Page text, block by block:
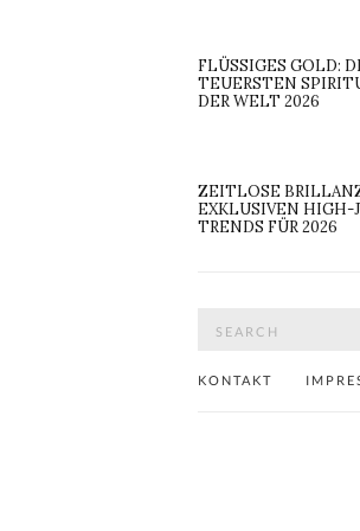
FLÜSSIGES GOLD:
TEUERSTEN
DER WELT 2026
ZEITLOSE
EXKLUSIVEN HIGH-
TRENDS FÜR 2026
KONTAKT